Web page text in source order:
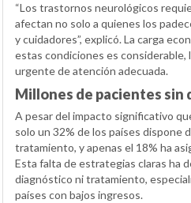
“Los trastornos neurológicos
afectan no solo a quienes los
y cuidadores”, explicó. La carga
estas condiciones es considerable,
urgente de atención adecuada.
Millones de pacientes sin
A pesar del impacto significativo
solo un 32% de los países dispone
tratamiento, y apenas el 18% ha
Esta falta de estrategias claras ha
diagnóstico ni tratamiento,
países con bajos ingresos.